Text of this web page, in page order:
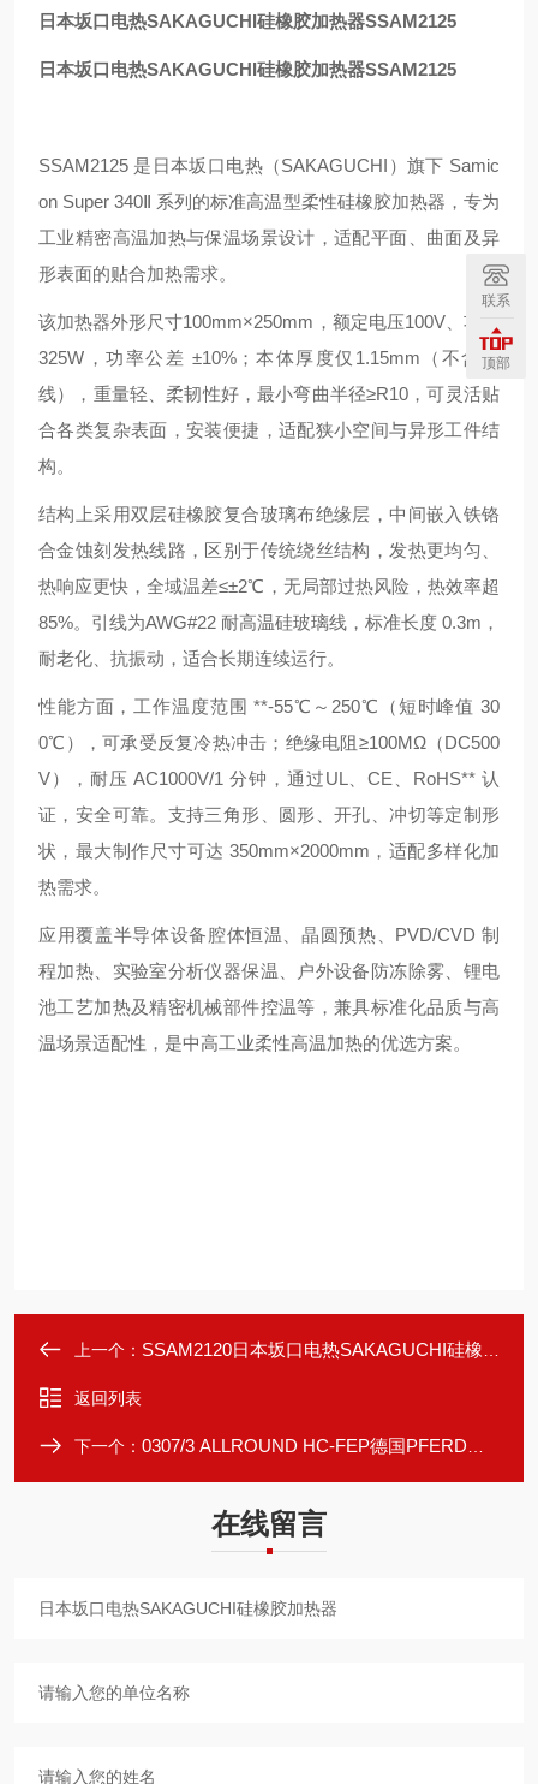
日本坂口电热SAKAGUCHI硅橡胶加热器SSAM2125
日本坂口电热SAKAGUCHI硅橡胶加热器SSAM2125
SSAM2125 是日本坂口电热（SAKAGUCHI）旗下 Samic
on Super 340Ⅱ 系列的标准高温型柔性硅橡胶加热器，专为
工业精密高温加热与保温场景设计，适配平面、曲面及异
形表面的贴合加热需求。
该加热器外形尺寸100mm×250mm ，额定电压100V、功率
325W ，功率公差 ±10%；本体厚度仅 1.15mm （不含引
线），重量轻、柔韧性好，最小弯曲半径≥R10，可灵活贴
合各类复杂表面，安装便捷，适配狭小空间与异形工件结
构。
结构上采用双层硅橡胶复合玻璃布绝缘层 ，中间嵌入 铁铬
合金蚀刻发热线路 ，区别于传统绕丝结构，发热更均匀、
热响应更快，全域温差≤±2℃，无局部过热风险，热效率超
85%。引线为AWG#22 耐高温硅玻璃线 ，标准长度 0.3m，
耐老化、抗振动，适合长期连续运行。
性能方面，工作温度范围 **-55℃～250℃
（短时峰值 30
0℃），可承受反复冷热冲击；绝缘电阻≥100MΩ（DC500
V），耐压 AC1000V/1 分钟，通过UL、CE、RoHS** 认
证，安全可靠。支持三角形、圆形、开孔、冲切等定制形
状，最大制作尺寸可达 350mm×2000mm，适配多样化加
热需求。
应用覆盖半导体设备腔体恒温、晶圆预热、PVD/CVD 制
程加热、实验室分析仪器保温、户外设备防冻除雾、锂电
池工艺加热及精密机械部件控温等，兼具标准化品质与高
温场景适配性，是中高工业柔性高温加热的优选方案。
上一个： SSAM2120日本坂口电热SAKAGUCHI硅橡胶加热器
返回列表
下一个： 0307/3 ALLROUND HC-FEP德国PFERD马圈RBF系列硬质合金旋转锉
在线留言
联系
顶部